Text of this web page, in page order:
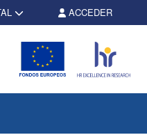
ACCEDER